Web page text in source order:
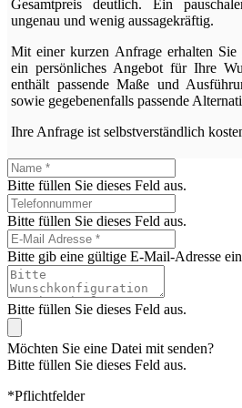
Gesamtpreis deutlich. Ein
ungenau und wenig aussagekräftig.
Mit einer kurzen Anfrage erhalten
ein persönliches Angebot für Ihre
enthält passende Maße und
sowie gegebenenfalls passende
Ihre Anfrage ist selbstverständlich
Bitte füllen Sie dieses Feld aus.
Bitte füllen Sie dieses Feld aus.
Bitte gib eine gültige E-Mail-Adresse
Bitte füllen Sie dieses Feld aus.
Möchten Sie eine Datei mit senden?
Bitte füllen Sie dieses Feld aus.
*Pflichtfelder